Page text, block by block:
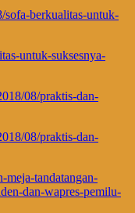
sofa-berkualitas-untuk-
untuk-suksesnya-
08/praktis-dan-
08/praktis-dan-
tandatangan-
dan-wapres-pemilu-